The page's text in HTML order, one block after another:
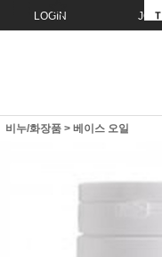
LOGIN JOIN
비누/화장품 > 베이스 오일